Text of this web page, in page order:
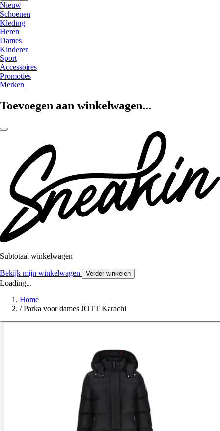
Nieuw
Schoenen
Kleding
Heren
Dames
Kinderen
Sport
Accessoires
Promoties
Merken
Toevoegen aan winkelwagen...
Subtotaal winkelwagen
Bekijk mijn winkelwagen Verder winkelen
Loading...
Home
/ Parka voor dames JOTT Karachi